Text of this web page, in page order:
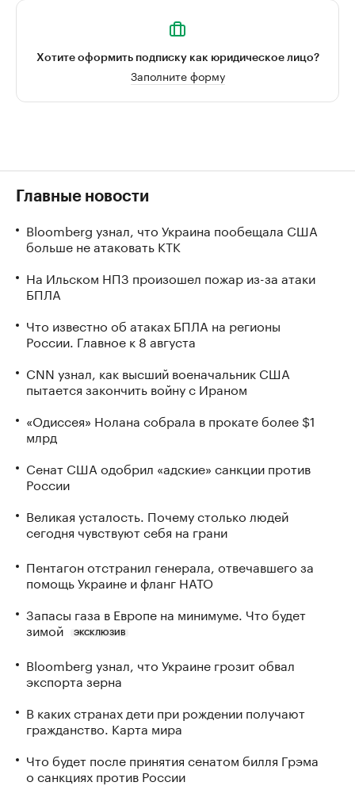
Хотите оформить подписку как юридическое лицо?
Заполните форму
Главные новости
Bloomberg узнал, что Украина пообещала США
больше не атаковать КТК
На Ильском НПЗ произошел пожар из-за атаки
БПЛА
Что известно об атаках БПЛА на регионы
России. Главное к 8 августа
CNN узнал, как высший военачальник США
пытается закончить войну с Ираном
«Одиссея» Нолана собрала в прокате более $1
млрд
Сенат США одобрил «адские» санкции против
России
Великая усталость. Почему столько людей
сегодня чувствуют себя на грани
Пентагон отстранил генерала, отвечавшего за
помощь Украине и фланг НАТО
Запасы газа в Европе на минимуме. Что будет
зимой
ЭКСКЛЮЗИВ
Bloomberg узнал, что Украине грозит обвал
экспорта зерна
В каких странах дети при рождении получают
гражданство. Карта мира
Что будет после принятия сенатом билля Грэма
о санкциях против России